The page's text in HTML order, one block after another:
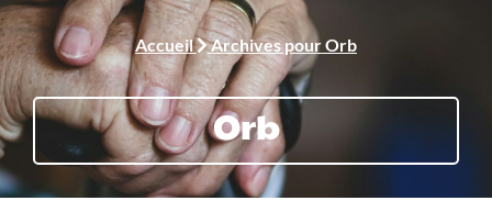
Accueil Archives pour Orb
Orb